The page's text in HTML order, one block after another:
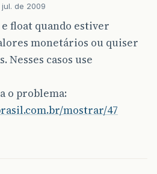
de 2009
float quando estiver
monetários ou quiser
Nesses casos use
o problema:
mostrar/47